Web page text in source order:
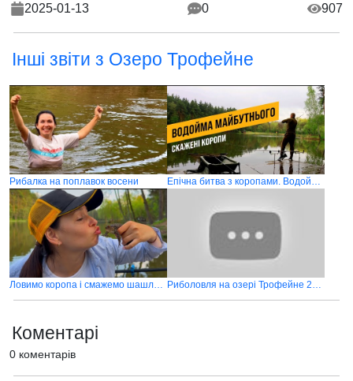
2025-01-13 0 907
Інші звіти з Озеро Трофейне
Рибалка на поплавок восени Епічна битва з коропами. Водойма майбутнього
Ловимо коропа і смажемо шашлики на озері в лісі Риболовля на озері Трофейне 2025
Коментарі
0 коментарів